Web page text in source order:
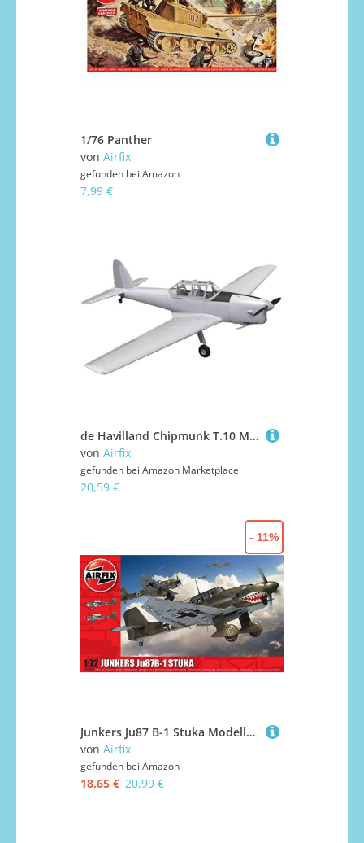
1/76 Panther
von Airfix
gefunden bei Amazon
7,99 €
de Havilland Chipmunk T.10 Modellbausatz
von Airfix
gefunden bei Amazon Marketplace
20,59 €
Junkers Ju87 B-1 Stuka Modellbausatz
von Airfix
gefunden bei Amazon
18,65 € 20,99 €
- 11%